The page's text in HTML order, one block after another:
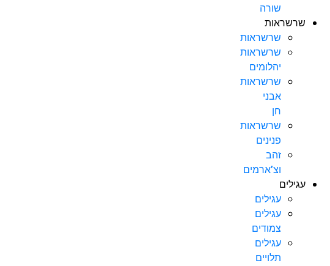
שורה
שרשראות
שרשראות
שרשראות
יהלומים
שרשראות
אבני
חן
שרשראות
פנינים
זהב
וצ’ארמים
עגילים
עגילים
עגילים
צמודים
עגילים
תלויים